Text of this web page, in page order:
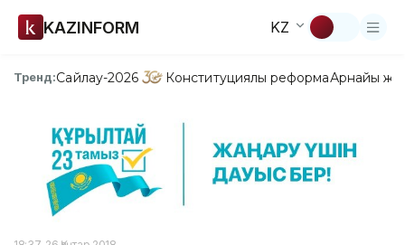
KAZINFORM KZ
Тренд:Сайлау-2026 Конституциялық реформаАрнайы